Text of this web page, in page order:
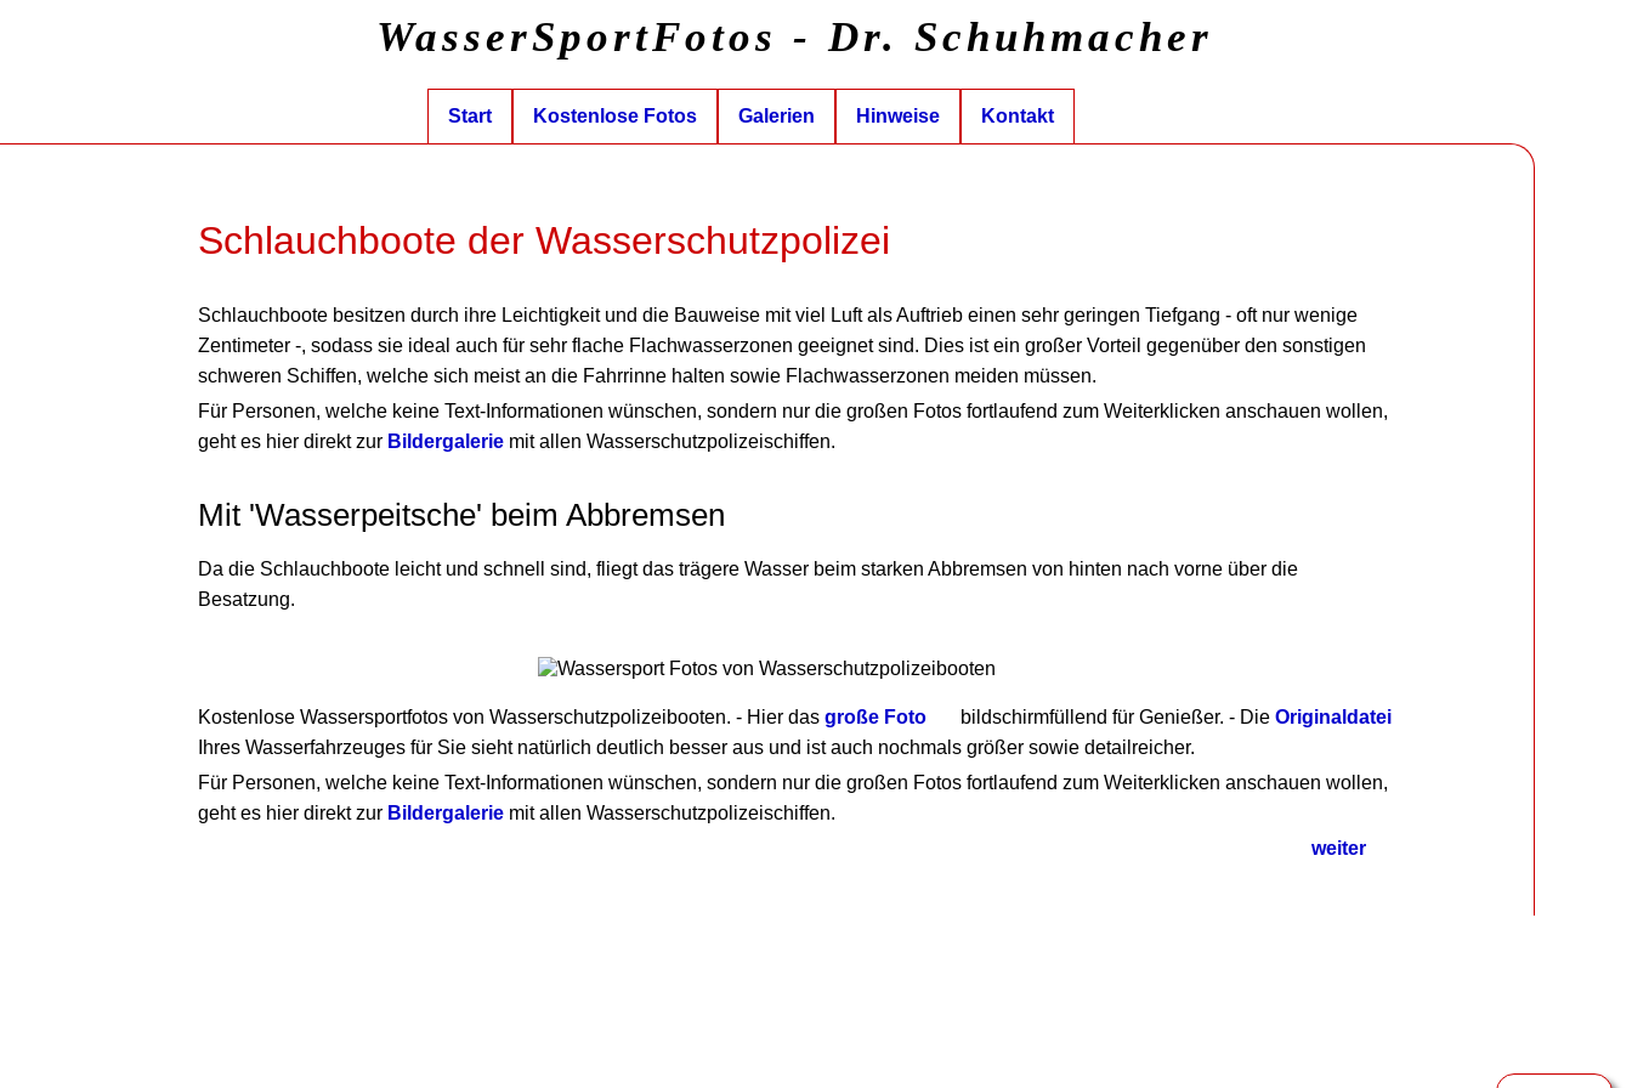
Schlauchboote der Wasserschutzpolizei
Schlauchboote besitzen durch ihre Leichtigkeit und die Bauweise mit viel Luft als Auftrieb einen sehr geringen Tiefgang - oft nur wenige
Zentimeter -, sodass sie ideal auch für sehr flache Flachwasserzonen geeignet sind. Dies ist ein großer Vorteil gegenüber den sonstigen
schweren Schiffen, welche sich meist an die Fahrrinne halten sowie Flachwasserzonen meiden müssen.
Für Personen, welche keine Text-Informationen wünschen, sondern nur die großen Fotos fortlaufend zum Weiterklicken anschauen wollen,
geht es hier direkt zur Bildergaleriemit allen Wasserschutzpolizeischiffen.
Mit 'Wasserpeitsche' beim Abbremsen
Da die Schlauchboote leicht und schnell sind, fliegt das trägere Wasser beim starken Abbremsen von hinten nach vorne über die
Besatzung.
Kostenlose Wassersportfotos von Wasserschutzpolizeibooten. - Hier das große Foto bildschirmfüllend für Genießer. - Die Originaldatei
Ihres Wasserfahrzeuges für Sie sieht natürlich deutlich besser aus und ist auch nochmals größer sowie detailreicher.
Für Personen, welche keine Text-Informationen wünschen, sondern nur die großen Fotos fortlaufend zum Weiterklicken anschauen wollen,
geht es hier direkt zur Bildergaleriemit allen Wasserschutzpolizeischiffen.
weiter
WasserSportFotos - Dr. Schuhmacher
Start Kostenlose Fotos Galerien Hinweise Kontakt